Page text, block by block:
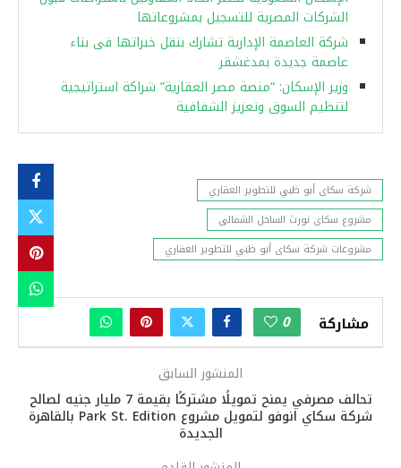
الشركات المصرية للتسجيل بمشروعاتها
شركة العاصمة الإدارية تشارك بنقل خبراتها فى بناء
عاصمة جديدة بمدغشقر
وزير الإسكان: “منصة مصر العقارية” شراكة استراتيجية
لتنظيم السوق وتعزيز الشفافية
شركة سكاى أبو ظبي للتطوير العقاري
مشروع سكاى نورث الساحل الشمالى
مشروعات شركة سكاى أبو ظبي للتطوير العقاري
مشاركة 0
المنشور السابق
تحالف مصرفي يمنح تمويلًا مشتركًا بقيمة 7 مليار جنيه لصالح
شركة سكاي انوفو لتمويل مشروع Park St. Edition بالقاهرة
الجديدة